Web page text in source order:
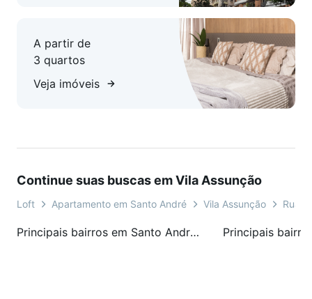
A partir de
3 quartos
Veja imóveis
Continue suas buscas em Vila Assunção
Loft Apartamento em Santo André Vila Assunção Rua
Principais bairros em Santo André, SP